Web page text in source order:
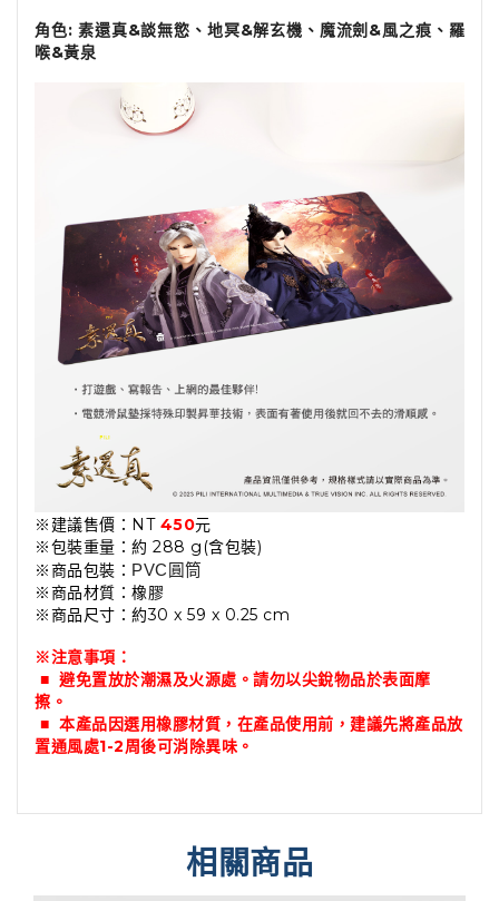
角色: 素還真&談無慾、地冥&解玄機、魔流劍&風之痕、羅
喉&黃泉
※建議售價：NT 450元
※包裝重量：約 288 g(含包裝)
※商品包裝 ： PVC圓筒
※商品材質 ：橡膠
※商品尺寸：約30 x 59 x 0.25 cm
※注意事項：
■ 避免置放於潮濕及火源處。請勿以尖銳物品於表面摩
擦。
■ 本產品因選用橡膠材質，在產品使用前，建議先將產品放
置通風處1-2周後可消除異味。
相關商品